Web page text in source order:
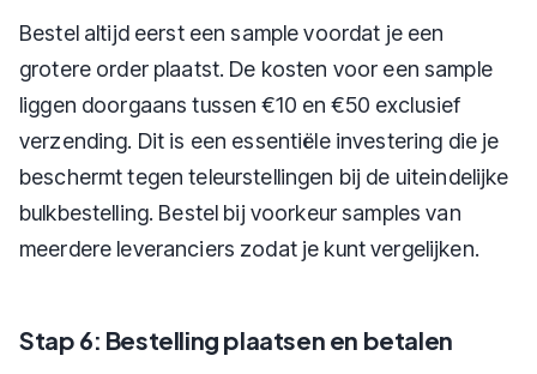
Bestel altijd eerst een sample voordat je een
grotere order plaatst. De kosten voor een sample
liggen doorgaans tussen €10 en €50 exclusief
verzending. Dit is een essentiële investering die je
beschermt tegen teleurstellingen bij de uiteindelijke
bulkbestelling. Bestel bij voorkeur samples van
meerdere leveranciers zodat je kunt vergelijken.
Stap 6: Bestelling plaatsen en betalen